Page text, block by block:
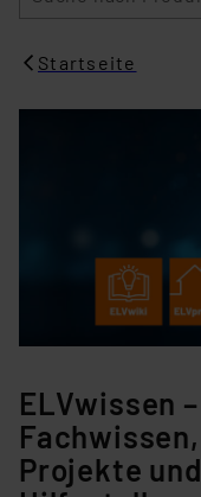
Startseite
ELVwissen
Projekte